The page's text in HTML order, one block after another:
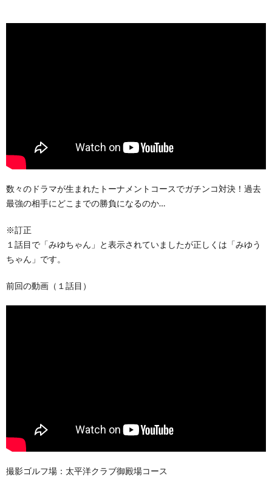
数々のドラマが生まれたトーナメントコースでガチンコ対決！過去
最強の相手にどこまでの勝負になるのか…
※訂正
１話目で「みゆちゃん」と表示されていましたが正しくは「みゆう
ちゃん」です。
前回の動画（１話目）
撮影ゴルフ場：太平洋クラブ御殿場コース